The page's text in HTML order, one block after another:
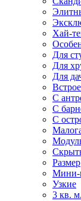
Хай-
Для
Для
Для
С
С
С
Размер
Мини-
Узкие
3 кв. м.